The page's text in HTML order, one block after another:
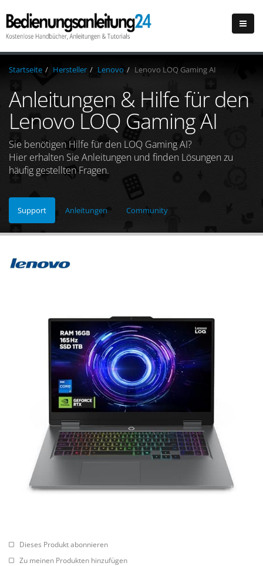
Startseite Hersteller Lenovo Lenovo LOQ Gaming AI
Anleitungen & Hilfe für den
Lenovo LOQ Gaming AI
Sie benötigen Hilfe für den LOQ Gaming AI?
Hier erhalten Sie Anleitungen und finden Lösungen zu
häufig gestellten Fragen.
Support Anleitungen Community
Dieses Produkt abonnieren
Zu meinen Produkten hinzufügen